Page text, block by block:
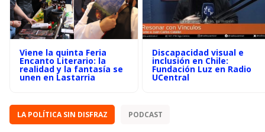
Viene la quinta Feria
Encanto Literario: la
realidad y la fantasía se
unen en Lastarria
Discapacidad visual e
inclusión en Chile:
Fundación Luz en Radio
UCentral
LA POLÍTICA SIN DISFRAZ PODCAST